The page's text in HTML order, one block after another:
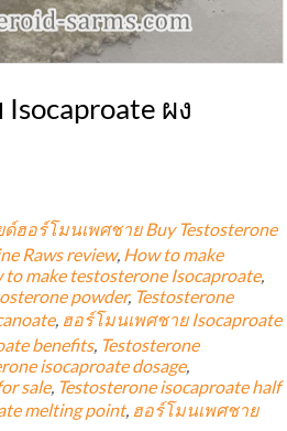
ผง
ด์ฮอร์โมนเพศชาย Buy Testosterone
Raws review, How to make
to make testosterone Isocaproate,
powder, Testosterone
, ฮอร์โมนเพศชาย Isocaproate
benefits, Testosterone
isocaproate dosage,
sale, Testosterone isocaproate half
melting point, ฮอร์โมนเพศชาย